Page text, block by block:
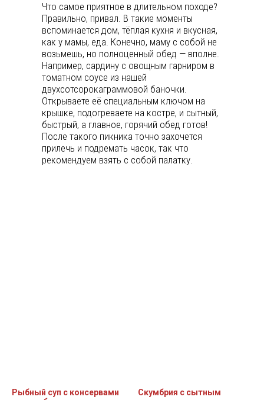
Что самое приятное в длительном походе?
Правильно, привал. В такие моменты
вспоминается дом, тёплая кухня и вкусная,
как у мамы, еда. Конечно, маму с собой не
возьмешь, но полноценный обед — вполне.
Например, сардину с овощным гарниром в
томатном соусе из нашей
двухсотсорокаграммовой баночки.
Открываете её специальным ключом на
крышке, подогреваете на костре, и сытный,
быстрый, а главное, горячий обед готов!
После такого пикника точно захочется
прилечь и подремать часок, так что
рекомендуем взять с собой палатку.
Рыбный суп с консервами
Скумбрия с сытным